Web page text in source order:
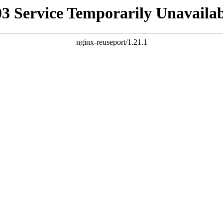
Service Temporarily
nginx-reuseport/1.21.1